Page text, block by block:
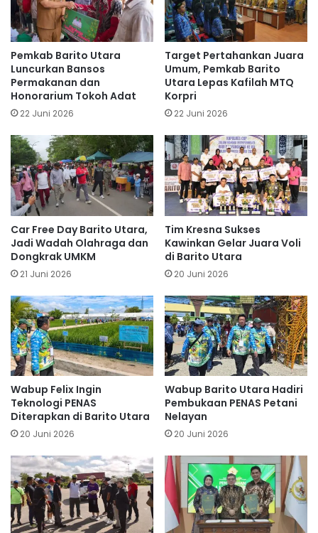
Pemkab Barito Utara
Luncurkan Bansos
Permakanan dan
Honorarium Tokoh Adat
22 Juni 2026
Target Pertahankan Juara
Umum, Pemkab Barito
Utara Lepas Kafilah MTQ
Korpri
22 Juni 2026
Car Free Day Barito Utara,
Jadi Wadah Olahraga dan
Dongkrak UMKM
21 Juni 2026
Tim Kresna Sukses
Kawinkan Gelar Juara Voli
di Barito Utara
20 Juni 2026
Wabup Felix Ingin
Teknologi PENAS
Diterapkan di Barito Utara
20 Juni 2026
Wabup Barito Utara Hadiri
Pembukaan PENAS Petani
Nelayan
20 Juni 2026